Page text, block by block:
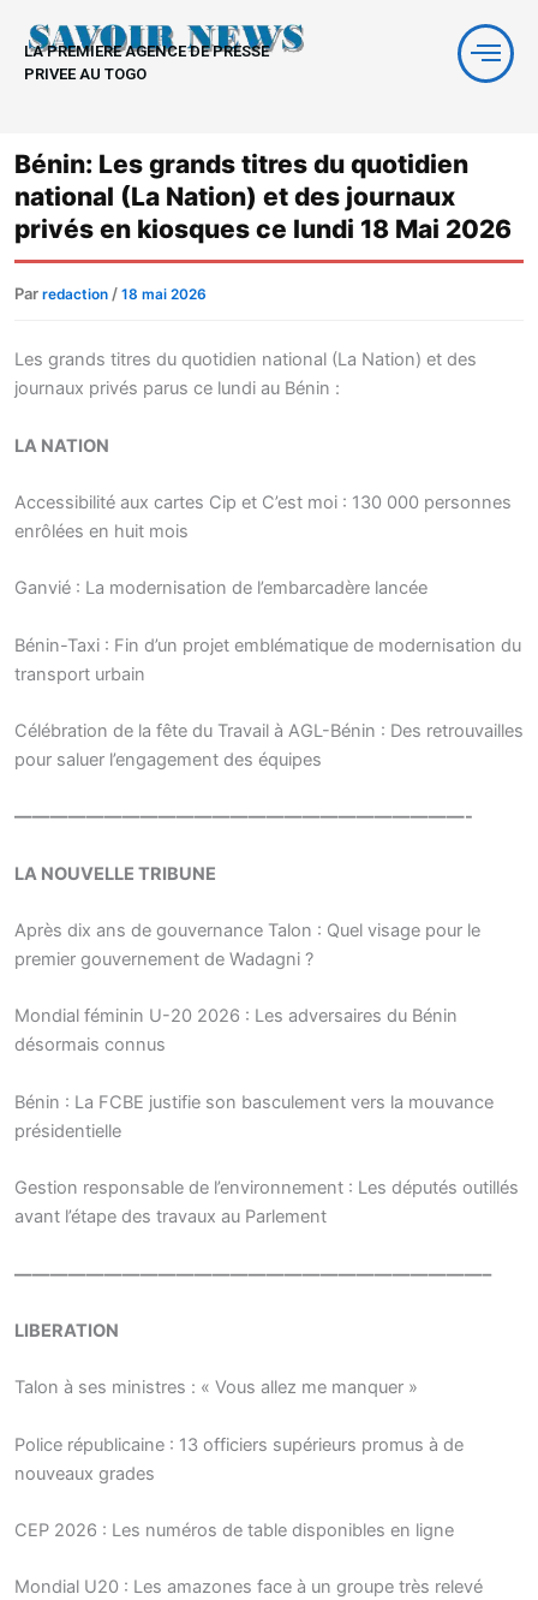
contenu
LA PREMIERE AGENCE DE PRESSE
PRIVEE AU TOGO
Bénin: Les grands titres du quotidien
national (La Nation) et des journaux
privés en kiosques ce lundi 18 Mai 2026
Par redaction / 18 mai 2026
Les grands titres du quotidien national (La Nation) et des
journaux privés parus ce lundi au Bénin :
LA NATION
Accessibilité aux cartes Cip et C’est moi : 130 000 personnes
enrôlées en huit mois
Ganvié : La modernisation de l’embarcadère lancée
Bénin-Taxi : Fin d’un projet emblématique de modernisation du
transport urbain
Célébration de la fête du Travail à AGL-Bénin : Des retrouvailles
pour saluer l’engagement des équipes
—————————————————————————-
LA NOUVELLE TRIBUNE
Après dix ans de gouvernance Talon : Quel visage pour le
premier gouvernement de Wadagni ?
Mondial féminin U-20 2026 : Les adversaires du Bénin
désormais connus
Bénin : La FCBE justifie son basculement vers la mouvance
présidentielle
Gestion responsable de l’environnement : Les députés outillés
avant l’étape des travaux au Parlement
——————————————————————————–
LIBERATION
Talon à ses ministres : « Vous allez me manquer »
Police républicaine : 13 officiers supérieurs promus à de
nouveaux grades
CEP 2026 : Les numéros de table disponibles en ligne
Mondial U20 : Les amazones face à un groupe très relevé